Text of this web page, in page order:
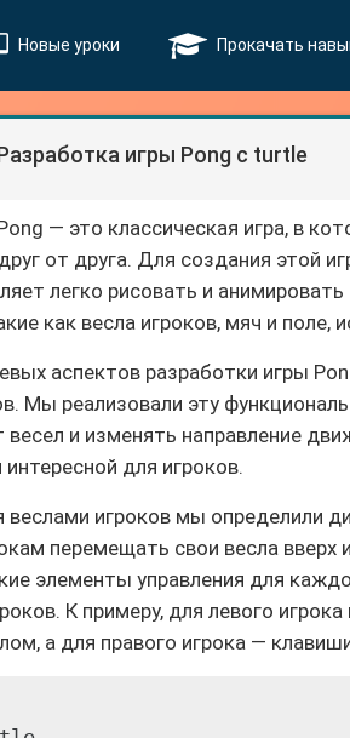
Новые уроки Прокачать
игры Pong с turtle
— это классическая игра, в
от друга. Для создания этой
легко рисовать и
как весла игроков, мяч и
аспектов разработки игры
Мы реализовали эту
весел и изменять направление
интересной для игроков.
веслами игроков мы определили
перемещать свои весла вверх
элементы управления для
К примеру, для левого
а для правого игрока —